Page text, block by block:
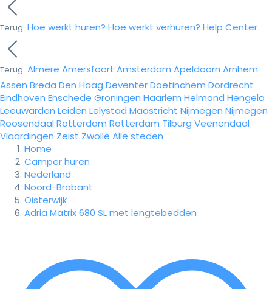
Terug Hoe werkt huren? Hoe werkt verhuren? Help Center
Terug Almere Amersfoort Amsterdam Apeldoorn Arnhem
Assen Breda Den Haag DeventerDoetinchem Dordrecht
Eindhoven Enschede Groningen Haarlem Helmond Hengelo
Leeuwarden Leiden Lelystad Maastricht Nijmegen Nijmegen
Roosendaal Rotterdam Rotterdam Tilburg Veenendaal
Vlaardingen Zeist Zwolle Alle steden
Home
Camper huren
Nederland
Noord-Brabant
Oisterwijk
Adria Matrix 680 SL met lengtebedden